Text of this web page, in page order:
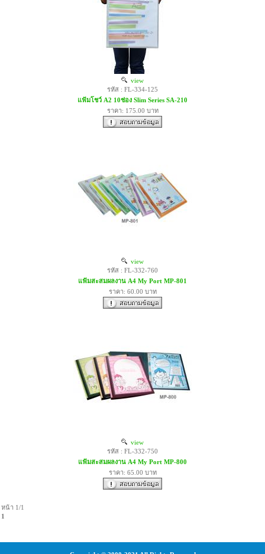
view
รหัส : FL-334-125
แฟ้มโชว์ A2 10ช่อง Slim Series SA-210
ราคา: 175.00 บาท
view
รหัส : FL-332-760
แฟ้มสะสมผลงาน A4 My Port MP-801
ราคา: 60.00 บาท
view
รหัส : FL-332-750
แฟ้มสะสมผลงาน A4 My Port MP-800
ราคา: 65.00 บาท
หน้า 1/1
1